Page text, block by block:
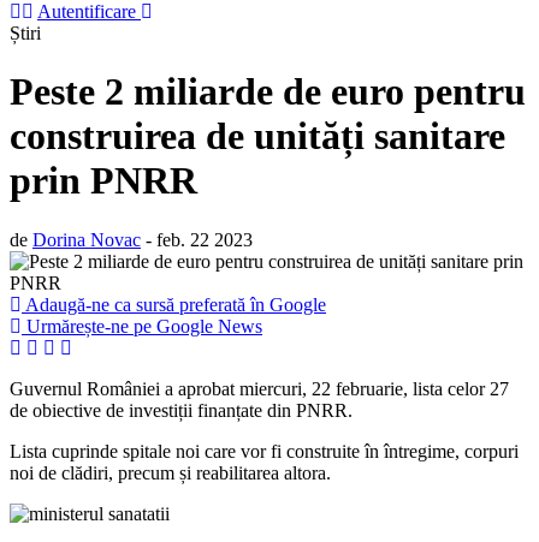
Autentificare
Știri
Peste 2 miliarde de euro pentru
construirea de unități sanitare
prin PNRR
de Dorina Novac - feb. 22 2023
Adaugă-ne ca sursă preferată în Google
Urmărește-ne pe Google News
Guvernul României a aprobat miercuri, 22 februarie, lista celor 27
de obiective de investiții finanțate din PNRR.
Lista cuprinde spitale noi care vor fi construite în întregime, corpuri
noi de clădiri, precum și reabilitarea altora.